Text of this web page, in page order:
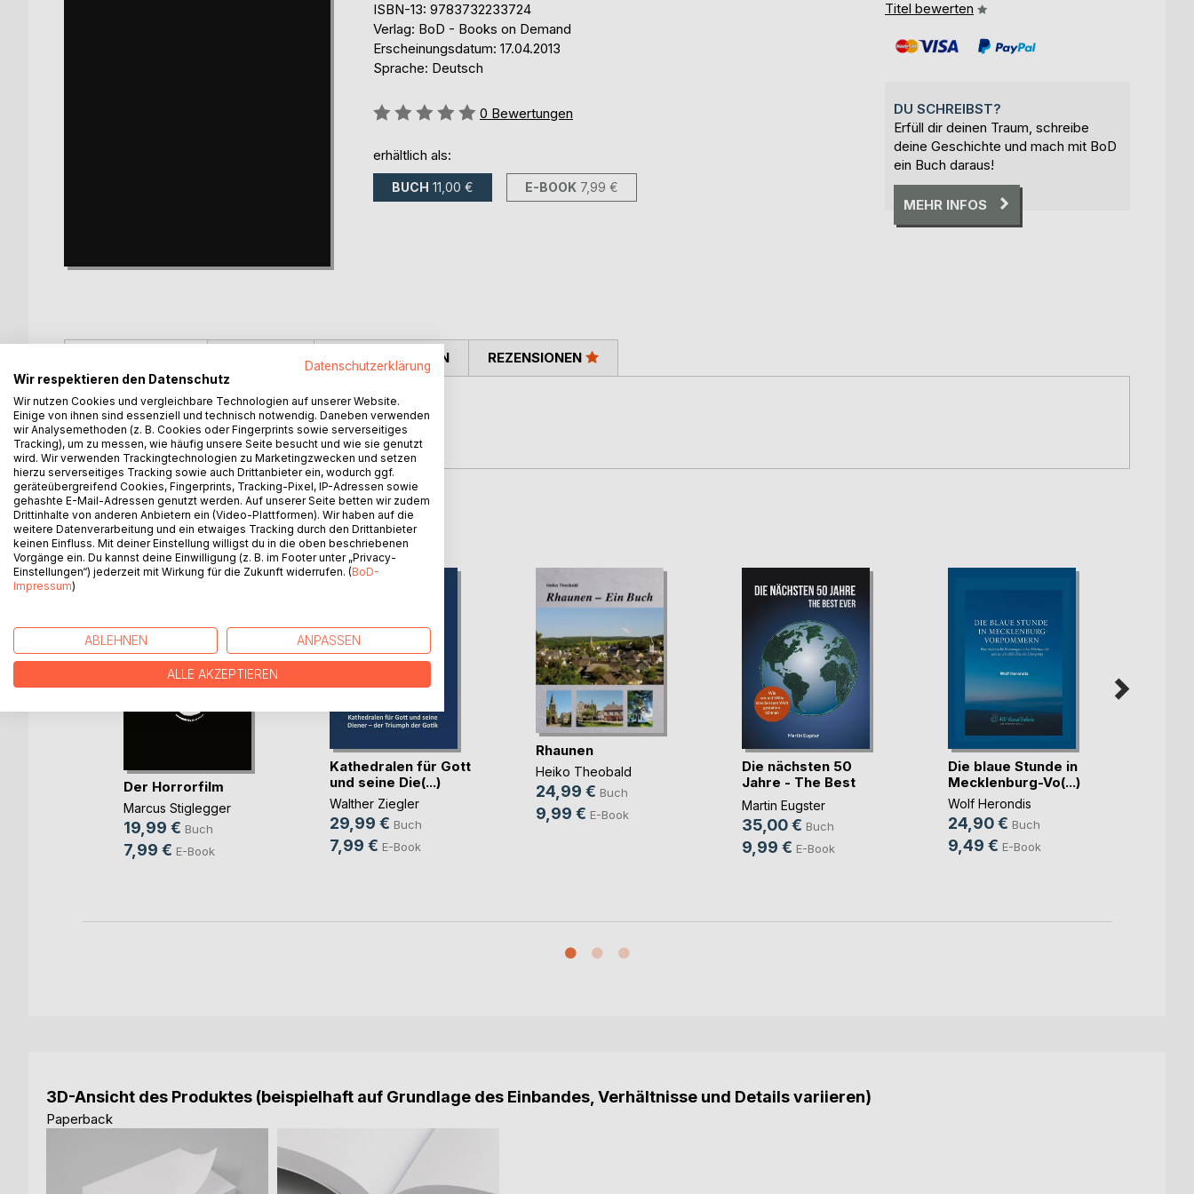
ISBN-13: 9783732233724
Verlag: BoD - Books on Demand
Erscheinungsdatum: 17.04.2013
Sprache: Deutsch
Bewertung::
0 Bewertungen
erhältlich als:
BUCH 11,00 € E-BOOK 7,99 €
Titel bewerten
DU SCHREIBST?
Erfüll dir deinen Traum, schreibe
deine Geschichte und mach mit BoD
ein Buch daraus!
MEHR INFOS
Scribbles von Daniela Taucher.
Die Fragmente eines Ausritts.
Natürlich sozialisiert.
PRESSESTIMMEN REZENSIONEN
WEITERE TITEL BEIBoD
Der Horrorfilm
Marcus Stiglegger
19,99 € Buch
7,99 € E-Book
Kathedralen für Gott
und seine Die(...)
Walther Ziegler
29,99 € Buch
7,99 € E-Book
Rhaunen
Heiko Theobald
24,99 € Buch
9,99 € E-Book
Die nächsten 50
Jahre - The Best
Ever
Martin Eugster
35,00 € Buch
9,99 € E-Book
Die blaue Stunde in
Mecklenburg-Vo(...)
Wolf Herondis
24,90 € Buch
9,49 € E-Book
3D-Ansicht des Produktes (beispielhaft auf Grundlage des Einbandes, Verhältnisse und Details variieren)
Paperback
Datenschutzerklärung
Wir respektieren den Datenschutz
Wir nutzen Cookies und vergleichbare Technologien auf unserer Website.
Einige von ihnen sind essenziell und technisch notwendig. Daneben verwenden
wir Analysemethoden (z. B. Cookies oder Fingerprints sowie serverseitiges
Tracking), um zu messen, wie häufig unsere Seite besucht und wie sie genutzt
wird. Wir verwenden Trackingtechnologien zu Marketingzwecken und setzen
hierzu serverseitiges Tracking sowie auch Drittanbieter ein, wodurch ggf.
geräteübergreifend Cookies, Fingerprints, Tracking-Pixel, IP-Adressen sowie
gehashte E-Mail-Adressen genutzt werden. Auf unserer Seite betten wir zudem
Drittinhalte von anderen Anbietern ein (Video-Plattformen). Wir haben auf die
weitere Datenverarbeitung und ein etwaiges Tracking durch den Drittanbieter
keinen Einfluss. Mit deiner Einstellung willigst du in die oben beschriebenen
Vorgänge ein. Du kannst deine Einwilligung (z. B. im Footer unter „Privacy-
Einstellungen“) jederzeit mit Wirkung für die Zukunft widerrufen. (BoD-
Impressum)
ABLEHNEN ANPASSEN
ALLE AKZEPTIEREN